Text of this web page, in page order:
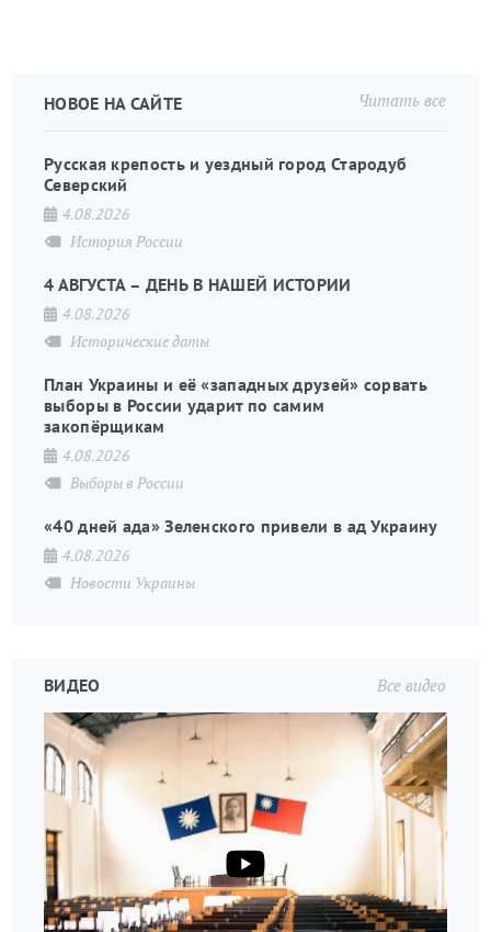
Читать все
НОВОЕ НА САЙТЕ
Русская крепость и уездный город Стародуб
Северский
4.08.2026
История России
4 АВГУСТА – ДЕНЬ В НАШЕЙ ИСТОРИИ
4.08.2026
Исторические даты
План Украины и её «западных друзей» сорвать
выборы в России ударит по самим
закопёрщикам
4.08.2026
Выборы в России
«40 дней ада» Зеленского привели в ад Украину
4.08.2026
Новости Украины
Все видео
ВИДЕО